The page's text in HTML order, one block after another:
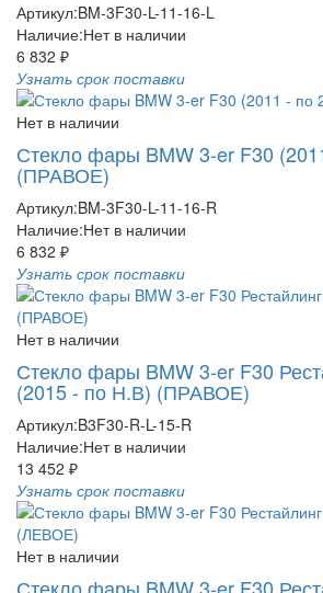
Артикул:BM-3F30-L-11-16-L
Наличие:Нет в наличии
6 832 ₽
Узнать срок поставки
Нет в наличии
Стекло фары BMW 3-er F30
(ПРАВОЕ)
Артикул:BM-3F30-L-11-16-R
Наличие:Нет в наличии
6 832 ₽
Узнать срок поставки
Нет в наличии
Стекло фары BMW 3-er F30
(2015 - по Н.В) (ПРАВОЕ)
Артикул:B3F30-R-L-15-R
Наличие:Нет в наличии
13 452 ₽
Узнать срок поставки
Нет в наличии